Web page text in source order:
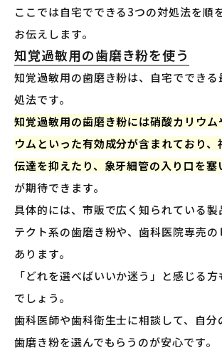
ここでは自宅でできる3つの対処法を順
お伝えします。
知覚過敏用の歯磨き粉を使う
知覚過敏用の歯磨き粉は、自宅ででき
処法です。
知覚過敏用の歯磨き粉には硝酸カリウム
ウムといった有効成分が含まれており、
伝達を抑えたり、象牙細管の入り口を塞
が期待できます。
具体的には、市販で広く知られている製
テクト系の歯磨き粉や、歯科医院専売
あります。
「どれを選べばいいか迷う」と感じる
でしょう。
歯科医師や歯科衛生士に相談して、自分
歯磨き粉を選んでもらうのが安心です。